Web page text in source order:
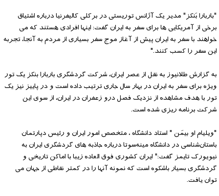
"باربارا بَنکز" مدیر یک آژانس توریستی در برکلی کالیفرنیا درباره اشتیاق
برخی از آمریکایی ها برای سفر به ایران گفت: اینها افرادی هستند که می
خواهند با سفر به ایران پیش از آغاز موج سفر بسیاری از مردم به آنجا، تجربه
این سفر را کسب کنند."
به گزارش طلانیوز به نقل از عصر ایران، شرکت گردشگری باربارا بنکز یک تور
ویژه برای سفر به ایران در بهار سال جاری ترتیب داده است و در پاییز نیز یک
تور با هدف مشاهده از نزدیک فصل درو زعفران در ایران، از سوی این
شرکت برنامه ریزی شده است.
"ویلیام او بیمَن " استاد دانشگاه ، متخصص امور ایران و رئیس دپارتمان
باستان‌شناسی در دانشگاه مینه‌سوتا درباره جاذبه های گردشگری ایران به
نیویورک تایمز گفت:" ایران کشوری فوق العاده زیبا با اماکن تاریخی و
گردشگری بسیار باشکوه است که نمونه آنها را در کمتر نقاطی از جهان می
توان یافت.